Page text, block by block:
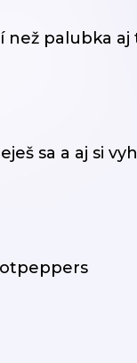
než palubka
sa a aj si